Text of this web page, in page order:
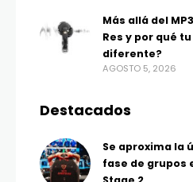
Más allá del
Res y por qué
diferente?
AGOSTO 5, 2026
Destacados
Se aproxima la
fase de grupos